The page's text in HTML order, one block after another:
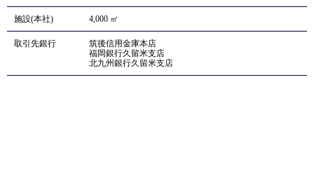
施設(本社) 4,000 ㎡
取引先銀行
筑後信用金庫本店
福岡銀行久留米支店
北九州銀行久留米支店